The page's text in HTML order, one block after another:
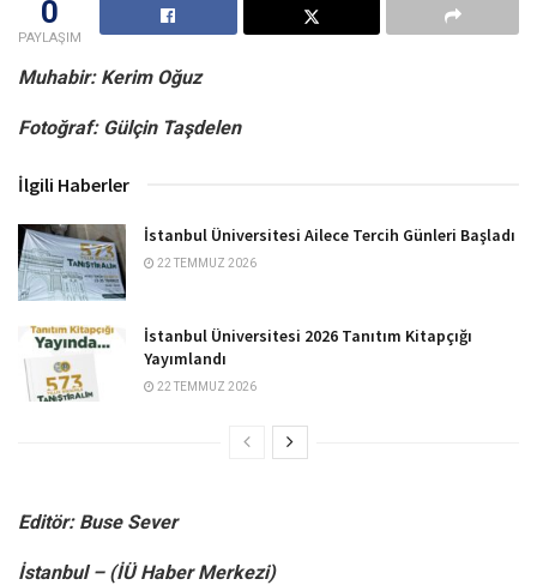
0
PAYLAŞIM
Muhabir: Kerim Oğuz
Fotoğraf: Gülçin Taşdelen
İlgili Haberler
İstanbul Üniversitesi Ailece Tercih Günleri Başladı
22 TEMMUZ 2026
İstanbul Üniversitesi 2026 Tanıtım Kitapçığı
Yayımlandı
22 TEMMUZ 2026
Editör: Buse Sever
İstanbul – (İÜ Haber Merkezi)